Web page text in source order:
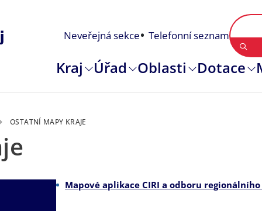
Neveřejná sekce Telefonní seznam
Kraj Úřad Oblasti Dotace
OSTATNÍ MAPY KRAJE
Mapové aplikace CIRI a odboru